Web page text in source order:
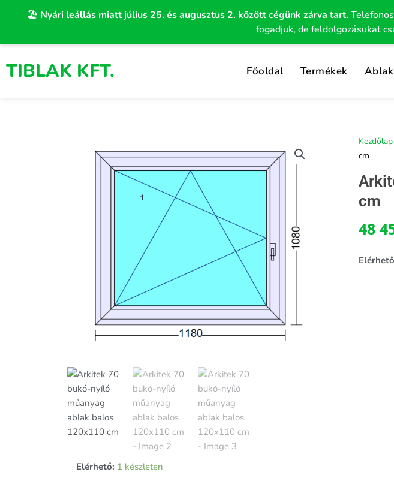
🏖️ Nyári leállás miatt július 25. és augusztus 2. között cégünk zárva tart.
fogadjuk, de feldolgozásukat
TIBLAK KFT. Főoldal Termékek
Kezdőlap
cm
cm
48
Elérhető: 1 készleten
Arkitek